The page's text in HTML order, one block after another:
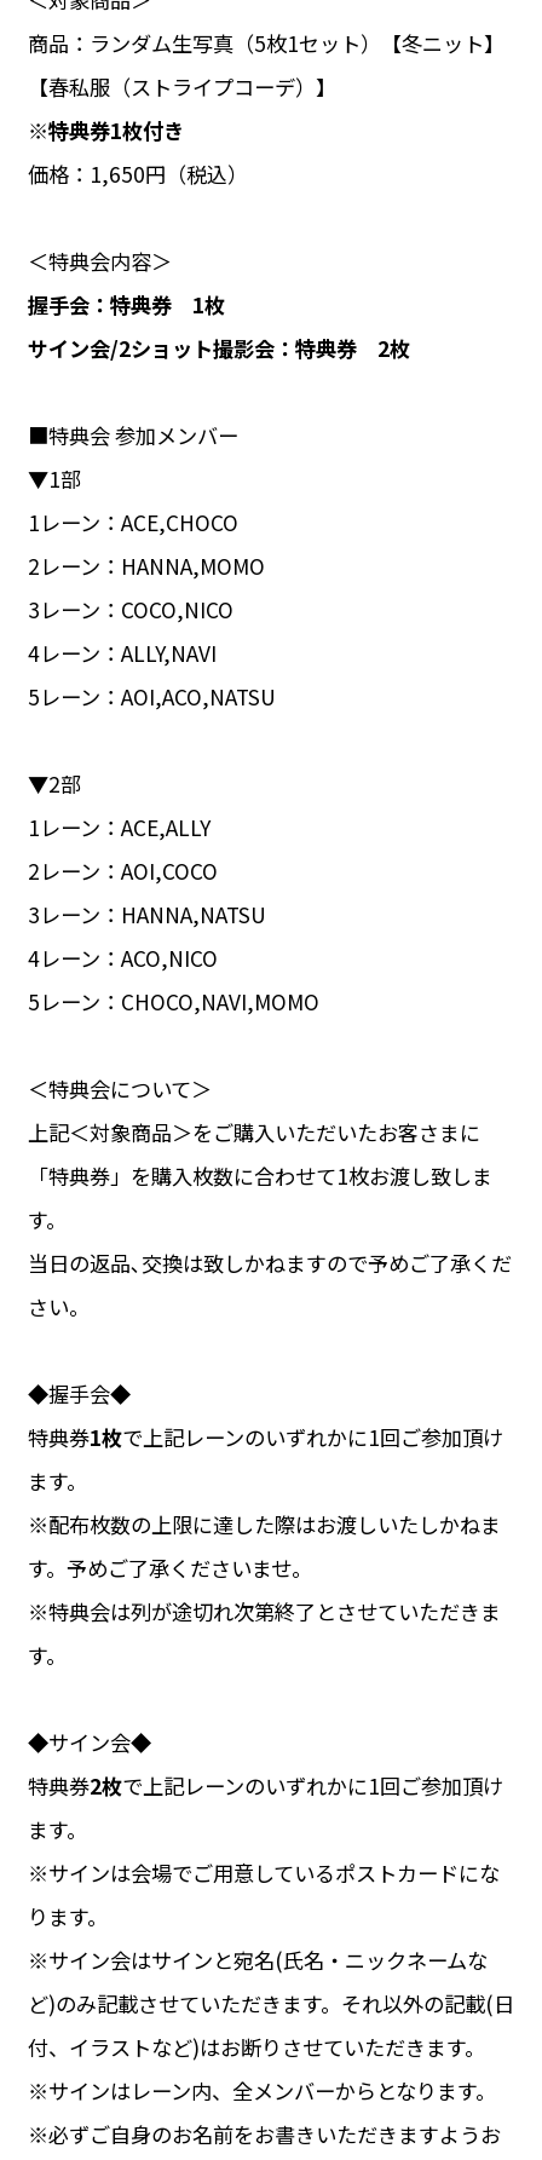
商品：ランダム生写真（5枚1セット）【冬ニット】
【春私服（ストライプコーデ）】
※特典券1枚付き
価格：1,650円（税込）
＜特典会内容＞
握手会：特典券 1枚
サイン会/2ショット撮影会：特典券 2枚
■特典会 参加メンバー
▼1部
1レーン：ACE,CHOCO
2レーン：HANNA,MOMO
3レーン：COCO,NICO
4レーン：ALLY,NAVI
5レーン：AOI,ACO,NATSU
▼2部
1レーン：ACE,ALLY
2レーン：AOI,COCO
3レーン：HANNA,NATSU
4レーン：ACO,NICO
5レーン：CHOCO,NAVI,MOMO
＜特典会について＞
上記＜対象商品＞をご購入いただいたお客さまに
「特典券」を購入枚数に合わせて1枚お渡し致しま
す。
当日の返品､交換は致しかねますので予めご了承くだ
さい。
◆握手会◆
特典券1枚で上記レーンのいずれかに1回ご参加頂け
ます。
※配布枚数の上限に達した際はお渡しいたしかねま
す。予めご了承くださいませ。
※特典会は列が途切れ次第終了とさせていただきま
す。
◆サイン会◆
特典券2枚で上記レーンのいずれかに1回ご参加頂け
ます。
※サインは会場でご用意しているポストカードにな
ります。
※サイン会はサインと宛名(氏名・ニックネームな
ど)のみ記載させていただきます。それ以外の記載(日
付、イラストなど)はお断りさせていただきます。
※サインはレーン内、全メンバーからとなります。
※必ずご自身のお名前をお書きいただきますようお